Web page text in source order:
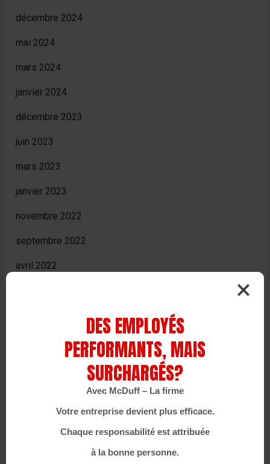
décembre 2024
mai 2024
mars 2024
janvier 2024
décembre 2023
juin 2023
mars 2023
janvier 2023
novembre 2022
septembre 2022
avril 2022
septembre 2021
DES EMPLOYÉS
PERFORMANTS, MAIS
SURCHARGÉS?
Avec McDuff – La firme
Votre entreprise devient plus efficace.
Chaque responsabilité est attribuée
à la bonne personne.